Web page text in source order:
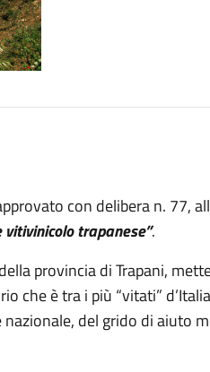
con delibera n. 77,
trapanese”.
provincia di Trapani,
che è tra i più “vitati”
del grido di aiuto